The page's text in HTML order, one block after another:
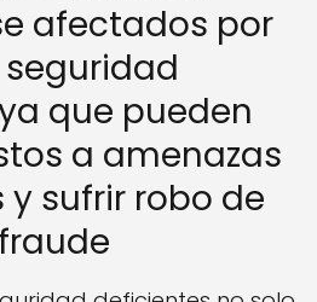
afectados por
que pueden
a amenazas
sufrir robo de